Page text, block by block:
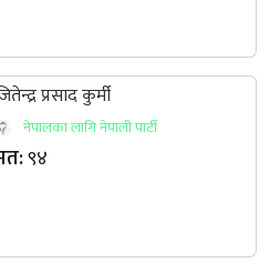
प्रसाद कुर्मी
नेपालका लागि नेपाली पार्टी
९४